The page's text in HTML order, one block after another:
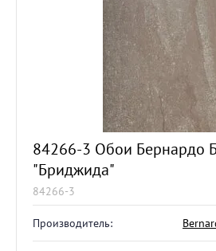
84266-3 Обои Бернардо
"Бриджида"
84266-3
Производитель: